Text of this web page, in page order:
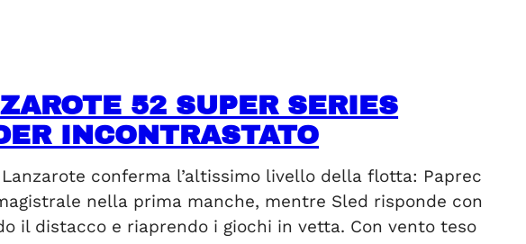
52 SUPER SERIES
INCONTRASTATO
conferma l’altissimo livello della flotta: Paprec
nella prima manche, mentre Sled risponde con
il distacco e riaprendo i giochi in vetta. Con vento teso